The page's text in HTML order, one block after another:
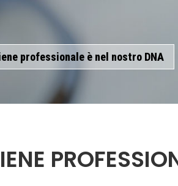
professionale è nel nostro DNA